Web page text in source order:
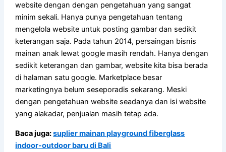
website dengan dengan pengetahuan yang sangat
minim sekali. Hanya punya pengetahuan tentang
mengelola website untuk posting gambar dan sedikit
keterangan saja. Pada tahun 2014, persaingan bisnis
mainan anak lewat google masih rendah. Hanya dengan
sedikit keterangan dan gambar, website kita bisa berada
di halaman satu google. Marketplace besar
marketingnya belum seseporadis sekarang. Meski
dengan pengetahuan website seadanya dan isi website
yang alakadar, penjualan masih tetap ada.
Baca juga:suplier mainan playground fiberglass
indoor-outdoor baru di Bali